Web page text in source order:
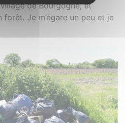
de Bourgogne, et
forêt. Je m’égare un peu et je